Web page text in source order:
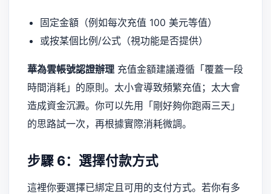
固定金額（例如每次充值 100 美元等值）
或按某個比例/公式（視功能是否提供）
華為雲帳號認證辦理 充值金額建議遵循「覆蓋一段
時間消耗」的原則。太小會導致頻繁充值；太大會
造成資金沉澱。你可以先用「剛好夠你跑兩三天」
的思路試一次，再根據實際消耗微調。
步驟 6：選擇付款方式
這裡你要選擇已綁定且可用的支付方式。若你有多